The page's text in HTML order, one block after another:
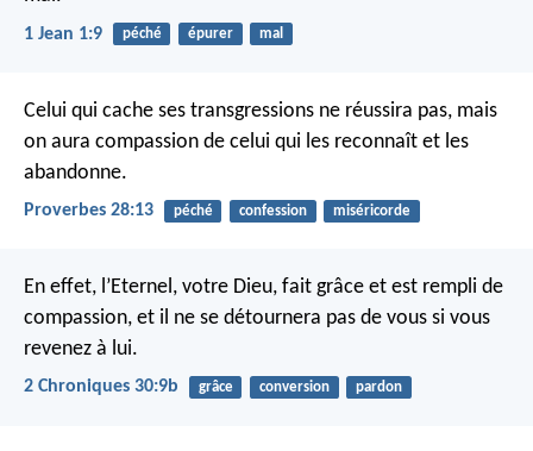
1 Jean 1:9 péché épurer mal
Celui qui cache ses transgressions ne réussira pas, mais
on aura compassion de celui qui les reconnaît et les
abandonne.
Proverbes 28:13 péché confession miséricorde
En effet, l’Eternel, votre Dieu, fait grâce et est rempli de
compassion, et il ne se détournera pas de vous si vous
revenez à lui.
2 Chroniques 30:9b grâce conversion pardon